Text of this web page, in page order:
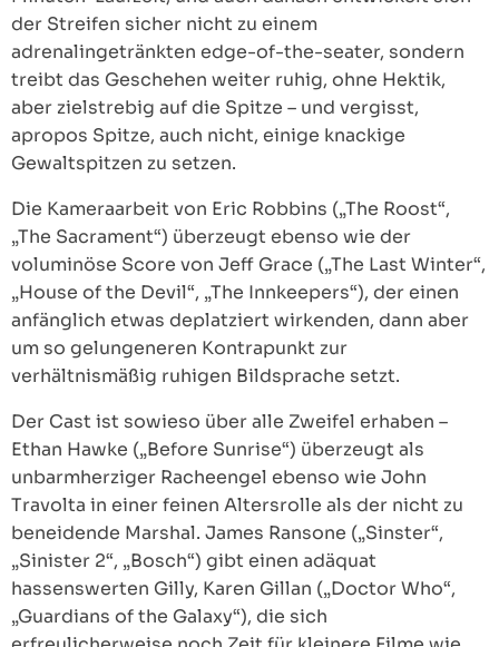
der Streifen sicher nicht zu einem
adrenalingetränkten edge-of-the-seater, sondern
treibt das Geschehen weiter ruhig, ohne Hektik,
aber zielstrebig auf die Spitze – und vergisst,
apropos Spitze, auch nicht, einige knackige
Gewaltspitzen zu setzen.
Die Kameraarbeit von Eric Robbins („The Roost“,
„The Sacrament“) überzeugt ebenso wie der
voluminöse Score von Jeff Grace („The Last Winter“,
„House of the Devil“, „The Innkeepers“), der einen
anfänglich etwas deplatziert wirkenden, dann aber
um so gelungeneren Kontrapunkt zur
verhältnismäßig ruhigen Bildsprache setzt.
Der Cast ist sowieso über alle Zweifel erhaben –
Ethan Hawke („Before Sunrise“) überzeugt als
unbarmherziger Racheengel ebenso wie John
Travolta in einer feinen Altersrolle als der nicht zu
beneidende Marshal. James Ransone („Sinster“,
„Sinister 2“, „Bosch“) gibt einen adäquat
hassenswerten Gilly, Karen Gillan („Doctor Who“,
„Guardians of the Galaxy“), die sich